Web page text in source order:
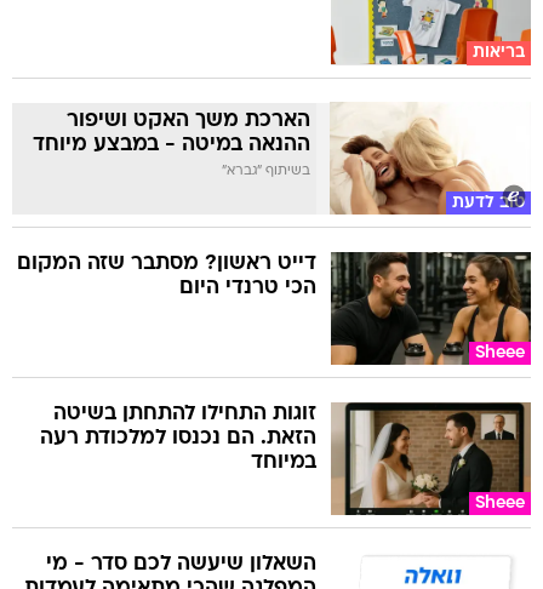
בריאות
טוב לדעת
הארכת משך האקט ושיפור
ההנאה במיטה - במבצע מיוחד
בשיתוף "גברא"
Sheee
דייט ראשון? מסתבר שזה המקום
הכי טרנדי היום
Sheee
זוגות התחילו להתחתן בשיטה
הזאת. הם נכנסו למלכודת רעה
במיוחד
השאלון שיעשה לכם סדר - מי